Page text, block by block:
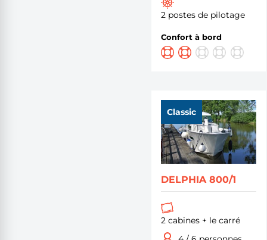
2 postes de pilotage
Confort à bord
Classic
DELPHIA 800/1
2 cabines + le carré